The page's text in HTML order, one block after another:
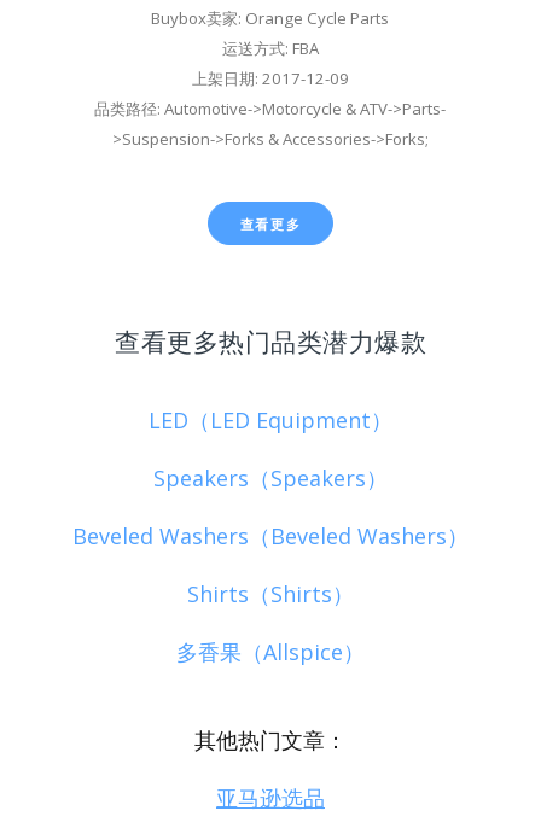
Buybox卖家: Orange Cycle Parts
运送方式: FBA
上架日期: 2017-12-09
品类路径: Automotive->Motorcycle & ATV->Parts-
>Suspension->Forks & Accessories->Forks;
查看更多
查看更多热门品类潜力爆款
LED（LED Equipment）
Speakers（Speakers）
Beveled Washers（Beveled Washers）
Shirts（Shirts）
多香果（Allspice）
其他热门文章：
亚马逊选品